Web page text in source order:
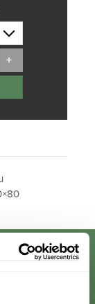
od
75,00 €
do